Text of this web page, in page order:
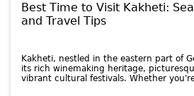
Best Time to Visit Kakheti:
and Travel Tips
Kakheti, nestled in the eastern part of
its rich winemaking heritage,
vibrant cultural festivals. Whether